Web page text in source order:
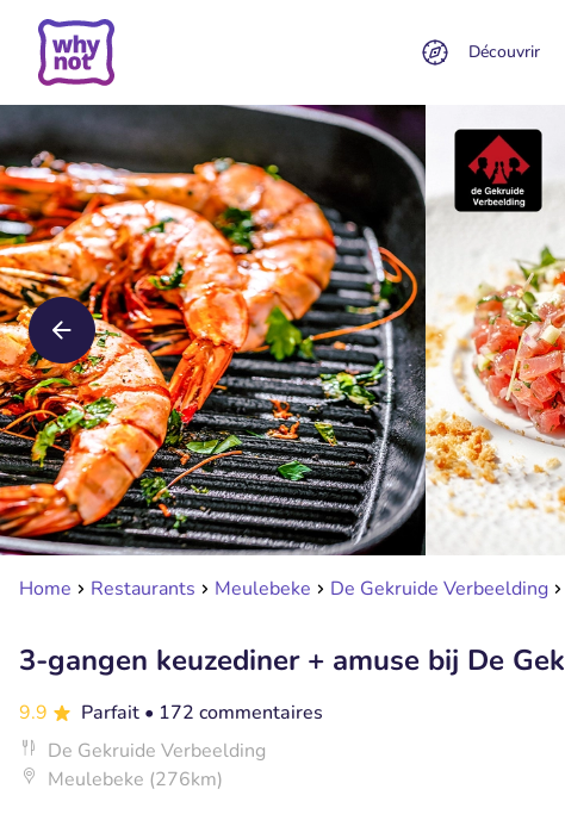
Découvrir
Home Restaurants Meulebeke De Gekruide Verbeelding
3-gangen keuzediner + amuse bij De
9.9 Parfait • 172 commentaires
De Gekruide Verbeelding
Meulebeke (276km)